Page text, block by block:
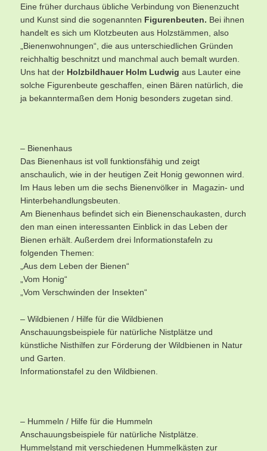
Eine früher durchaus übliche Verbindung von Bienenzucht
und Kunst sind die sogenannten Figurenbeuten. Bei ihnen
handelt es sich um Klotzbeuten aus Holzstämmen, also
„Bienenwohnungen“, die aus unterschiedlichen Gründen
reichhaltig beschnitzt und manchmal auch bemalt wurden.
Uns hat der Holzbildhauer Holm Ludwig aus Lauter eine
solche Figurenbeute geschaffen, einen Bären natürlich, die
ja bekanntermaßen dem Honig besonders zugetan sind.
– Bienenhaus
Das Bienenhaus ist voll funktionsfähig und zeigt
anschaulich, wie in der heutigen Zeit Honig gewonnen wird.
Im Haus leben um die sechs Bienenvölker in Magazin- und
Hinterbehandlungsbeuten.
Am Bienenhaus befindet sich ein Bienenschaukasten, durch
den man einen interessanten Einblick in das Leben der
Bienen erhält. Außerdem drei Informationstafeln zu
folgenden Themen:
„Aus dem Leben der Bienen“
„Vom Honig“
„Vom Verschwinden der Insekten“
– Wildbienen / Hilfe für die Wildbienen
Anschauungsbeispiele für natürliche Nistplätze und
künstliche Nisthilfen zur Förderung der Wildbienen in Natur
und Garten.
Informationstafel zu den Wildbienen.
– Hummeln / Hilfe für die Hummeln
Anschauungsbeispiele für natürliche Nistplätze.
Hummelstand mit verschiedenen Hummelkästen zur